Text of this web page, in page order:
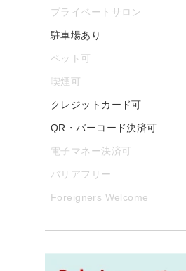
プライベートサロン
駐車場あり
ペット可
喫煙可
クレジットカード可
QR・バーコード決済可
電子マネー決済可
バリアフリー
Foreigners Welcome